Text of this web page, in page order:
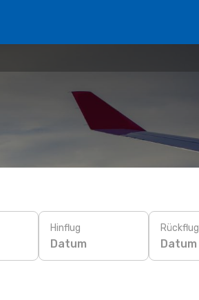
Hinflug
Datum
Rückflug
Datum